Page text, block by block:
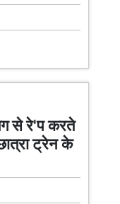
से रे'प करते
ट्रेन के